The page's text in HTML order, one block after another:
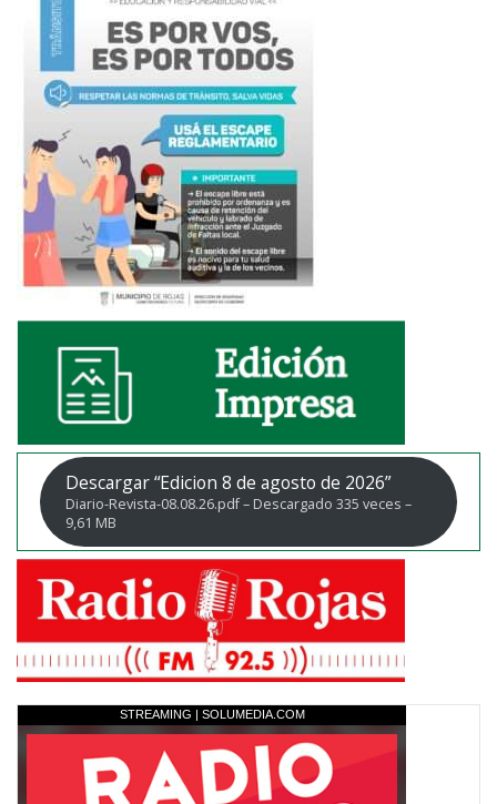
Descargar “Edicion 8 de agosto de 2026”
Diario-Revista-08.08.26.pdf – Descargado 335 veces –
9,61 MB